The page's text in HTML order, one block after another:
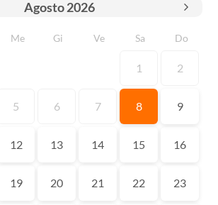
Agosto2026
Me Gi Ve Sa Do
1 2
5 6 7 8 9
12 13 14 15 16
19 20 21 22 23